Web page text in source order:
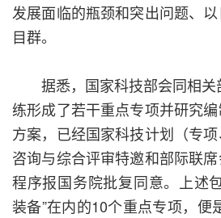
发展面临的瓶颈和突出问题、
目群。
据悉，国家科技部会同相关
练形成了若干重点专项并研究
方案，已经国家科技计划（专
咨询与综合评审特邀和部际联
程序报国务院批复同意。上述
装备”在内的10个重点专项，便